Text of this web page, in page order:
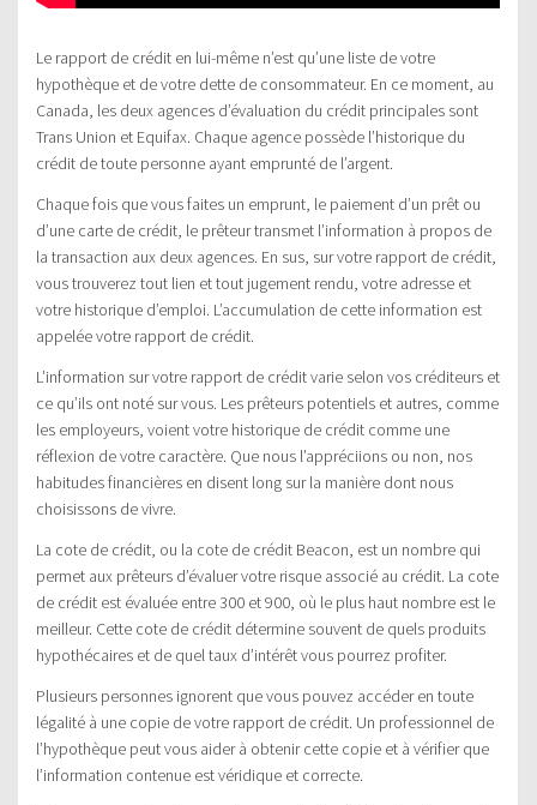
Le rapport de crédit en lui-même n’est qu’une liste de votre
hypothèque et de votre dette de consommateur. En ce moment, au
Canada, les deux agences d’évaluation du crédit principales sont
Trans Union et Equifax. Chaque agence possède l’historique du
crédit de toute personne ayant emprunté de l’argent.
Chaque fois que vous faites un emprunt, le paiement d’un prêt ou
d’une carte de crédit, le prêteur transmet l’information à propos de
la transaction aux deux agences. En sus, sur votre rapport de crédit,
vous trouverez tout lien et tout jugement rendu, votre adresse et
votre historique d’emploi. L’accumulation de cette information est
appelée votre rapport de crédit.
L’information sur votre rapport de crédit varie selon vos créditeurs et
ce qu’ils ont noté sur vous. Les prêteurs potentiels et autres, comme
les employeurs, voient votre historique de crédit comme une
réflexion de votre caractère. Que nous l’appréciions ou non, nos
habitudes financières en disent long sur la manière dont nous
choisissons de vivre.
La cote de crédit, ou la cote de crédit Beacon, est un nombre qui
permet aux prêteurs d’évaluer votre risque associé au crédit. La cote
de crédit est évaluée entre 300 et 900, où le plus haut nombre est le
meilleur. Cette cote de crédit détermine souvent de quels produits
hypothécaires et de quel taux d’intérêt vous pourrez profiter.
Plusieurs personnes ignorent que vous pouvez accéder en toute
légalité à une copie de votre rapport de crédit. Un professionnel de
l’hypothèque peut vous aider à obtenir cette copie et à vérifier que
l’information contenue est véridique et correcte.